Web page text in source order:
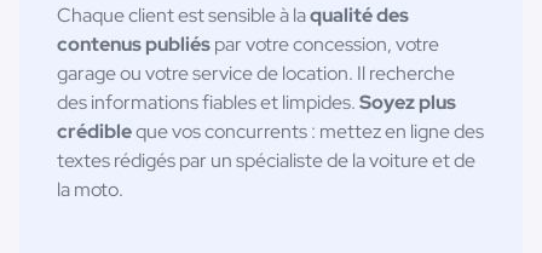
Chaque client est sensible à laqualité des
contenus publiéspar votre concession, votre
garage ou votre service de location. Il recherche
des informations fiables et limpides.Soyez plus
crédibleque vos concurrents : mettez en ligne des
textes rédigés par un spécialiste de la voiture et de
la moto.